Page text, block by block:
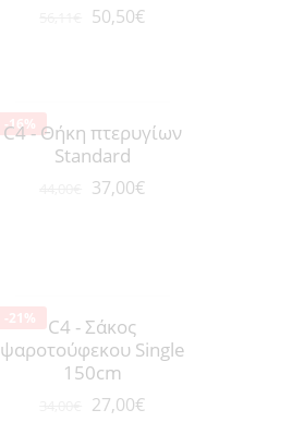
50,50€
-16%
C4 - Θήκη πτερυγίων
Standard
37,00€
-21%
C4 - Σάκος
ψαροτούφεκου Single
150cm
27,00€